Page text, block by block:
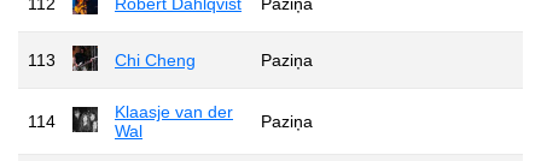
113 Chi Cheng Paziņa
114
Klaasje van der
Wal
Paziņa